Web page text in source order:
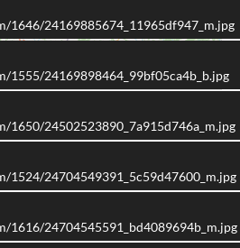
1646/24169885674_11965df947_m.jpg
1555/24169898464_99bf05ca4b_b.jpg
1650/24502523890_7a915d746a_m.jpg
1524/24704549391_5c59d47600_m.jpg
1616/24704545591_bd4089694b_m.jpg